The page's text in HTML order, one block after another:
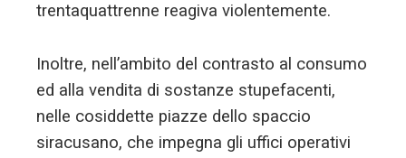
trentaquattrenne reagiva violentemente.
Inoltre, nell’ambito del contrasto al consumo
ed alla vendita di sostanze stupefacenti,
nelle cosiddette piazze dello spaccio
siracusano, che impegna gli uffici operativi